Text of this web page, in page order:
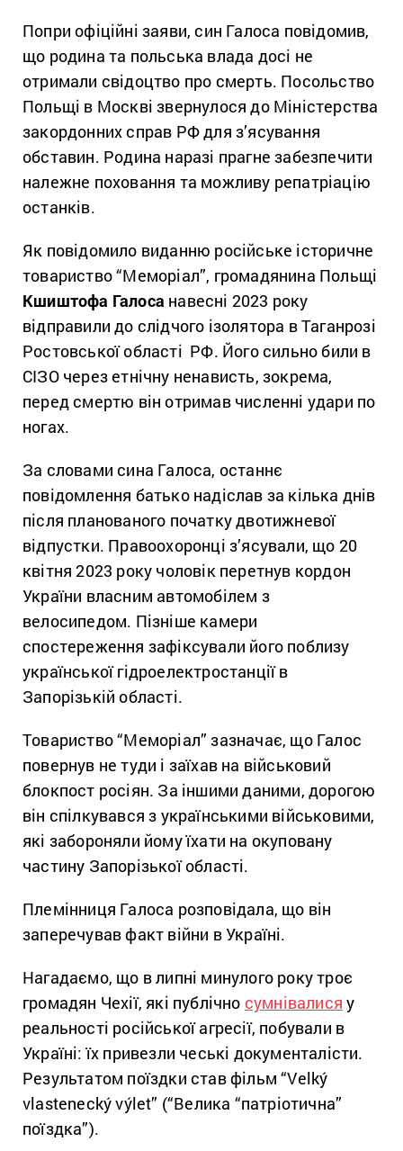
Попри офіційні заяви, син Галоса повідомив,
що родина та польська влада досі не
отримали свідоцтво про смерть. Посольство
Польщі в Москві звернулося до Міністерства
закордонних справ РФ для з’ясування
обставин. Родина наразі прагне забезпечити
належне поховання та можливу репатріацію
останків.
Як повідомило виданню російське історичне
товариство “Меморіал”, громадянина Польщі
Кшиштофа Галоса навесні 2023 року
відправили до слідчого ізолятора в Таганрозі
Ростовської області РФ. Його сильно били в
СІЗО через етнічну ненависть, зокрема,
перед смертю він отримав численні удари по
ногах.
За словами сина Галоса, останнє
повідомлення батько надіслав за кілька днів
після планованого початку двотижневої
відпустки. Правоохоронці з’ясували, що 20
квітня 2023 року чоловік перетнув кордон
України власним автомобілем з
велосипедом. Пізніше камери
спостереження зафіксували його поблизу
української гідроелектростанції в
Запорізькій області.
Товариство “Меморіал” зазначає, що Галос
повернув не туди і заїхав на військовий
блокпост росіян. За іншими даними, дорогою
він спілкувався з українськими військовими,
які забороняли йому їхати на окуповану
частину Запорізької області.
Племінниця Галоса розповідала, що він
заперечував факт війни в Україні.
Нагадаємо, що в липні минулого року троє
громадян Чехії, які публічно сумнівалися у
реальності російської агресії, побували в
Україні: їх привезли чеські документалісти.
Результатом поїздки став фільм “Velký
vlastenecký výlet” (“Велика “патріотична”
поїздка”).